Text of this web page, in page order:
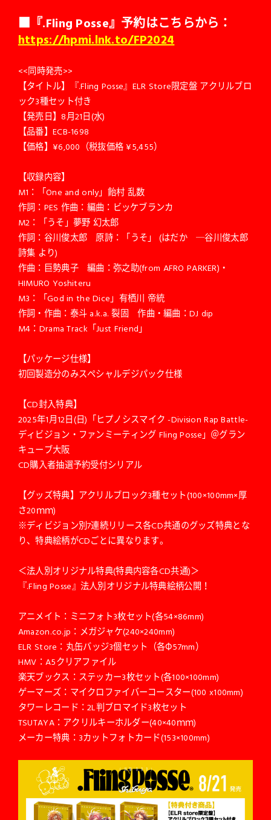
■『.Fling Posse』予約はこちらから：
https://hpmi.lnk.to/FP2024
<<同時発売>>
【タイトル】『.Fling Posse』ELR Store限定盤 アクリルブロ
ック3種セット付き
【発売日】8月21日(水)
【品番】ECB-1698
【価格】¥6,000（税抜価格 ¥5,455）
【収録内容】
M1：「One and only」飴村 乱数
作詞：PES 作曲：編曲：ビッケブランカ
M2：「うそ」夢野 幻太郎
作詞：谷川俊太郎 原詩：「うそ」 (はだか ─谷川俊太郎
詩集 より)
作曲：巨勢典子 編曲：弥之助(from AFRO PARKER)・
HIMURO Yoshiteru
M3：「God in the Dice」有栖川 帝統
作詞・作曲：泰斗 a.k.a. 裂固 作曲・編曲：DJ dip
M4：Drama Track「Just Friend」
【パッケージ仕様】
初回製造分のみスペシャルデジパック仕様
【CD封入特典】
2025年1月12日(日)「ヒプノシスマイク -Division Rap Battle-
ディビジョン・ファンミーティング Fling Posse」＠グラン
キューブ大阪
CD購入者抽選予約受付シリアル
【グッズ特典】アクリルブロック3種セット(100×100mm×厚
さ20ｍｍ)
※ディビジョン別7連続リリース各CD共通のグッズ特典とな
り、特典絵柄がCDごとに異なります。
＜法人別オリジナル特典(特典内容各CD共通)＞
『.Fling Posse』法人別オリジナル特典絵柄公開！
アニメイト：ミニフォト3枚セット(各54×86mm)
Amazon.co.jp：メガジャケ(240×240mm)
ELR Store：丸缶バッジ3個セット（各Φ57mm）
HMV：A5クリアファイル
楽天ブックス：ステッカー3枚セット(各100×100mm)
ゲーマーズ：マイクロファイバーコースター(100 x100mm)
タワーレコード：2L判ブロマイド3枚セット
TSUTAYA：アクリルキーホルダー(40×40ｍｍ)
メーカー特典：3カットフォトカード(153×100mm)